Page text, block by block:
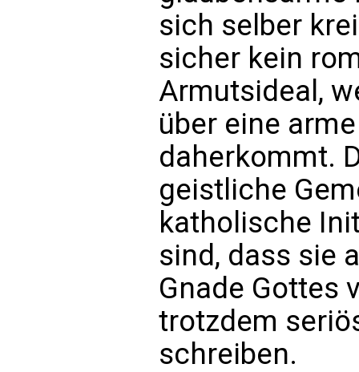
sich selber
sicher kein
Armutsideal,
über eine
daherkommt.
geistliche
katholische
sind, dass sie
Gnade Gottes
trotzdem
schreiben.